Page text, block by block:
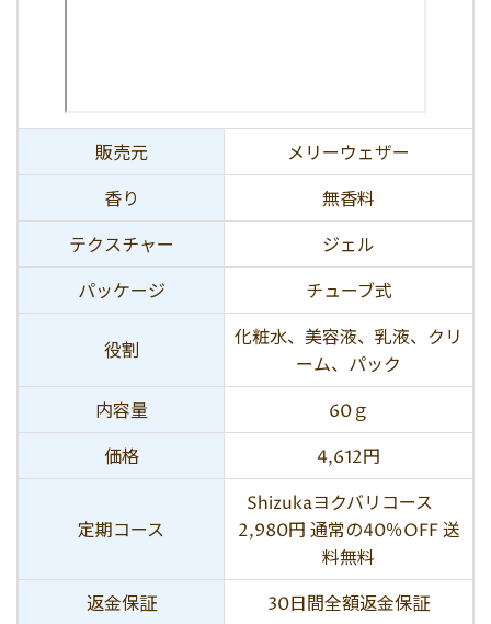
販売元
メリーウェザー
香り
無香料
テクスチャー
ジェル
パッケージ
チューブ式
役割
化粧水、美容液、乳液、クリ
ーム、パック
内容量
60ｇ
価格
4,612円
定期コース
Shizukaヨクバリコース
2,980円 通常の40％OFF 送
料無料
返金保証
30日間全額返金保証